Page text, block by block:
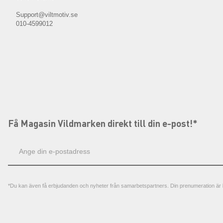
Support@viltmotiv.se
010-4599012
Få Magasin Vildmarken direkt till din e-post!*
postadress
*Du kan även få erbjudanden och nyheter från samarbetspartners. Din prenumeration